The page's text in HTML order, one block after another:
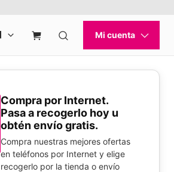
Compra por Internet.
Pasa a recogerlo hoy u
obtén envío gratis.
Compra nuestras mejores ofertas
en teléfonos por Internet y elige
recogerlo por la tienda o envío